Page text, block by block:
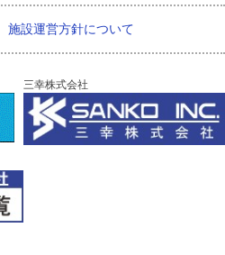
施設運営方針について
三幸株式会社